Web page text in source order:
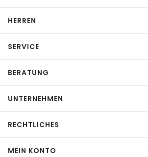
HERREN
SERVICE
BERATUNG
UNTERNEHMEN
RECHTLICHES
MEIN KONTO